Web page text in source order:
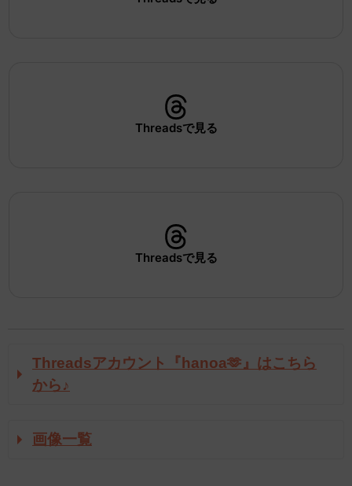
Threadsで見る
Threadsで見る
Threadsアカウント『hanoa🫶』はこちら
から♪
画像一覧